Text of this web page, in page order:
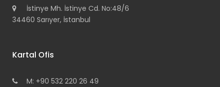
İstinye Mh. İstinye Cd. No:48/6
34460 Sarıyer, İstanbul
Kartal Ofis
M: +90 532 220 26 49